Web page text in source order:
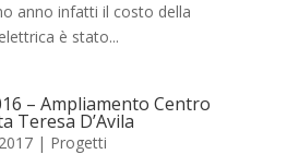
anno infatti il costo della
è stato...
– Ampliamento Centro
Teresa D’Avila
| Progetti